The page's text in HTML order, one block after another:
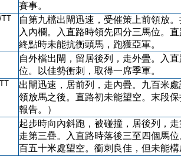
賽事。
TT
自第九檔出閘迅速，受催策上前領放
入內欄。入直路時領先四分三馬位。
終點時未能抗衡頭馬，跑獲亞軍。
自外檔出閘，留居後列，走外疊。入
位。以佳勢衝刺，取得一席季軍。
出閘迅速，居前列，走內疊。九百米
領放馬之後。直路初未能望空。末段
報告。）
起步時向內斜跑，被碰撞，居後列，
走第三疊。入直路時落後三至四個馬
百五十米處望空。衝刺良佳，但未能構